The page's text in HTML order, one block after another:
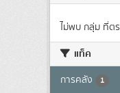
ไม่พบ กลุ่ม ที่ต
แท็ค
การคลัง 1